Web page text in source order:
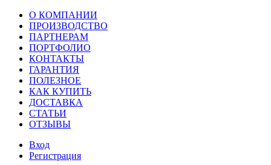
О КОМПАНИИ
ПРОИЗВОДСТВО
ПАРТНЕРАМ
ПОРТФОЛИО
КОНТАКТЫ
ГАРАНТИЯ
ПОЛЕЗНОЕ
КАК КУПИТЬ
ДОСТАВКА
СТАТЬИ
ОТЗЫВЫ
Вход
Регистрация